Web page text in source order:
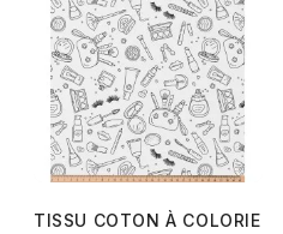
TISSU COTON À COLORIER